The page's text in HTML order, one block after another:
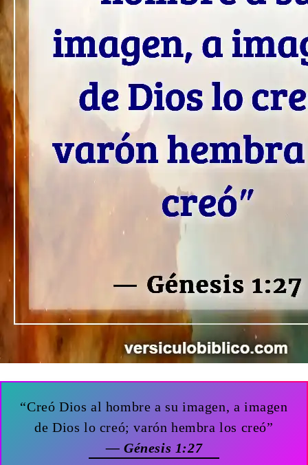
“Creó Dios al hombre a su imagen, a imagen
de Dios lo creó; varón hembra los creó”
— Génesis 1:27